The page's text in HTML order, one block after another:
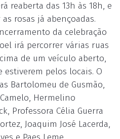
reaberta das 13h às 18h, e
rosas já abençoadas.
da celebração
irá percorrer várias ruas
de um veículo aberto,
estiverem pelos locais. O
Bartolomeu de Gusmão,
Hermelino
Professora Célia Guerra
Joaquim José Lacerda,